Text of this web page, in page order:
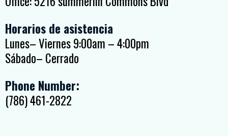
Horarios de asistencia
Lunes– Viernes 9:00am – 4:00pm
Sábado– Cerrado
Phone Number:
(786) 461-2822